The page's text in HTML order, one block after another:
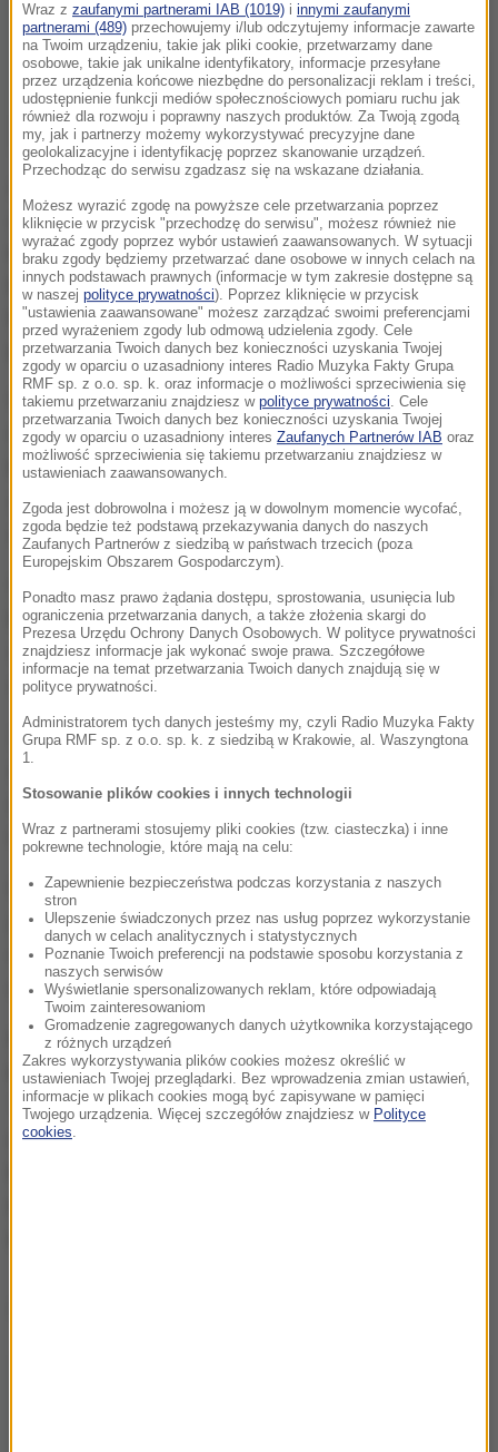
odnalezieniem formy, przed rywalizacją na Wielkiej
Krokwi mówił, że przyszedł czas na przełamanie. Tym
bardziej, że na treningach w kraju skakało mu się
bardzo dobrze, ale później rozkładał bezradnie ręce
po kolejnych nieudanych konkursach Pucharu Świata.
W największym dołku znalazł się w niedawnych
mistrzostwach świata w lotach w Bad Mitterndorf,
kiedy jako jeden z pięciu zawodników nie
zakwalifikował się do konkursu.Może to katharsis?
zastanawiał się wówczas.
Spokojnie podchodził do tego trener Łukasz Kruczek,
który powtarzał, że Stoch na treningach wykonuje
skoki poprawnie i to kwestia czasu, kiedy odnajdzie
się także w rywalizacji.
Zawody w Zakopanem nadają się do tego
znakomicie. Wielką Krokiew Stoch nie tylko
doskonale zna, ale i bardzo lubi. Wygrywał tam trzy
razy, po raz ostatni przed rokiem.
Gdy w piątek wylądował na 134. m i pojawiła się przy
jego nazwisku cyfra jeden, uśmiechnął się i skłonił
do kamery. Już dawno nie schodził ze skoczni w tak
dobrym humorze.
Nie tylko jednak Stoch spisał się dobrze w
kwalifikacjach. Na drugim miejscu znalazł się Hula -
132,5, a na szóstym Andrzej Stękała - 129,5 m. W
niedzielę w indywidualnym konkursie wystąpią także
Wraz z zaufanymi partnerami IAB (1019) i innymi zaufanymi
partnerami (489) przechowujemy i/lub odczytujemy informacje zawarte
na Twoim urządzeniu, takie jak pliki cookie, przetwarzamy dane
osobowe, takie jak unikalne identyfikatory, informacje przesyłane
przez urządzenia końcowe niezbędne do personalizacji reklam i treści,
udostępnienie funkcji mediów społecznościowych pomiaru ruchu jak
również dla rozwoju i poprawny naszych produktów. Za Twoją zgodą
my, jak i partnerzy możemy wykorzystywać precyzyjne dane
geolokalizacyjne i identyfikację poprzez skanowanie urządzeń.
Przechodząc do serwisu zgadzasz się na wskazane działania.
Możesz wyrazić zgodę na powyższe cele przetwarzania poprzez
kliknięcie w przycisk "przechodzę do serwisu", możesz również nie
wyrażać zgody poprzez wybór ustawień zaawansowanych. W sytuacji
braku zgody będziemy przetwarzać dane osobowe w innych celach na
innych podstawach prawnych (informacje w tym zakresie dostępne są
w naszej polityce prywatności). Poprzez kliknięcie w przycisk
"ustawienia zaawansowane" możesz zarządzać swoimi preferencjami
przed wyrażeniem zgody lub odmową udzielenia zgody. Cele
przetwarzania Twoich danych bez konieczności uzyskania Twojej
zgody w oparciu o uzasadniony interes Radio Muzyka Fakty Grupa
RMF sp. z o.o. sp. k. oraz informacje o możliwości sprzeciwienia się
takiemu przetwarzaniu znajdziesz w polityce prywatności . Cele
przetwarzania Twoich danych bez konieczności uzyskania Twojej
zgody w oparciu o uzasadniony interes Zaufanych Partnerów IAB oraz
możliwość sprzeciwienia się takiemu przetwarzaniu znajdziesz w
ustawieniach zaawansowanych.
Zgoda jest dobrowolna i możesz ją w dowolnym momencie wycofać,
zgoda będzie też podstawą przekazywania danych do naszych
Zaufanych Partnerów z siedzibą w państwach trzecich (poza
Europejskim Obszarem Gospodarczym).
Ponadto masz prawo żądania dostępu, sprostowania, usunięcia lub
ograniczenia przetwarzania danych, a także złożenia skargi do
Prezesa Urzędu Ochrony Danych Osobowych. W polityce prywatności
znajdziesz informacje jak wykonać swoje prawa. Szczegółowe
informacje na temat przetwarzania Twoich danych znajdują się w
polityce prywatności.
Administratorem tych danych jesteśmy my, czyli Radio Muzyka Fakty
Grupa RMF sp. z o.o. sp. k. z siedzibą w Krakowie, al. Waszyngtona
1.
Stosowanie plików cookies i innych technologii
Wraz z partnerami stosujemy pliki cookies (tzw. ciasteczka) i inne
pokrewne technologie, które mają na celu:
Zapewnienie bezpieczeństwa podczas korzystania z naszych
stron
Ulepszenie świadczonych przez nas usług poprzez wykorzystanie
danych w celach analitycznych i statystycznych
Poznanie Twoich preferencji na podstawie sposobu korzystania z
naszych serwisów
Wyświetlanie spersonalizowanych reklam, które odpowiadają
Twoim zainteresowaniom
Gromadzenie zagregowanych danych użytkownika korzystającego
z różnych urządzeń
Zakres wykorzystywania plików cookies możesz określić w
ustawieniach Twojej przeglądarki. Bez wprowadzenia zmian ustawień,
informacje w plikach cookies mogą być zapisywane w pamięci
Twojego urządzenia. Więcej szczegółów znajdziesz w Polityce
cookies